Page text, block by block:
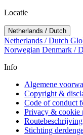
Locatie
Netherlands / Dutch
Netherlands / Dutch
Norwegian Denmark /
Info
Algemene
Copyright &
Code of conduct
Privacy & cookie
Routebeschrijving
Stichting